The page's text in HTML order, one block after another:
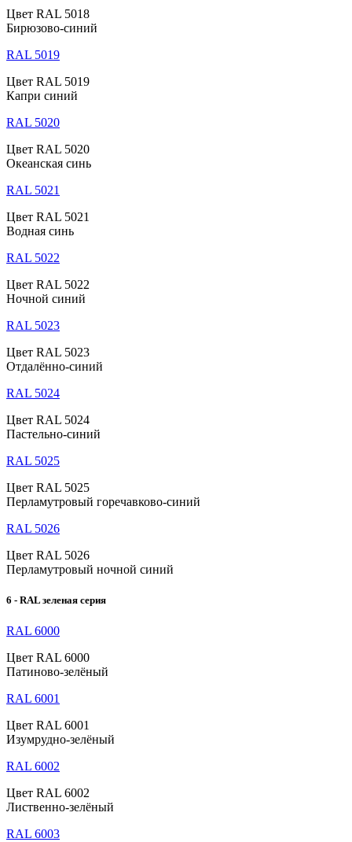
Цвет RAL 5018
Бирюзово-синий
RAL 5019
Цвет RAL 5019
Капри синий
RAL 5020
Цвет RAL 5020
Океанская синь
RAL 5021
Цвет RAL 5021
Водная синь
RAL 5022
Цвет RAL 5022
Ночной синий
RAL 5023
Цвет RAL 5023
Отдалённо-синий
RAL 5024
Цвет RAL 5024
Пастельно-синий
RAL 5025
Цвет RAL 5025
Перламутровый горечавково-синий
RAL 5026
Цвет RAL 5026
Перламутровый ночной синий
6 - RAL зеленая серия
RAL 6000
Цвет RAL 6000
Патиново-зелёный
RAL 6001
Цвет RAL 6001
Изумрудно-зелёный
RAL 6002
Цвет RAL 6002
Лиственно-зелёный
RAL 6003